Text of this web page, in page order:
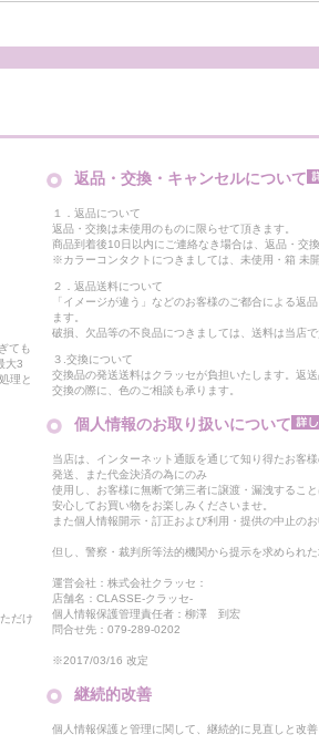
ても
大3
理と
だけ
返品・交換・キャンセルについて
１．返品について
返品・交換は未使用のものに限らせて頂きます。
商品到着後10日以内にご連絡なき場合は、返品・交
※カラーコンタクトにつきましては、未使用・箱 未
２．返品送料について
「イメージが違う」などのお客様のご都合による返
ます。
破損、欠品等の不良品につきましては、送料は当店で
３.交換について
交換品の発送送料はクラッセが負担いたします。返
交換の際に、色のご相談も承ります。
個人情報のお取り扱いについて
当店は、インターネット通販を通じて知り得たお客
発送、また代金決済の為にのみ
使用し、お客様に無断で第三者に譲渡・漏洩すること
安心してお買い物をお楽しみくださいませ。
また個人情報開示・訂正および利用・提供の中止の
但し、警察・裁判所等法的機関から提示を求められ
運営会社：株式会社クラッセ：
店舗名：CLASSE-クラッセ-
個人情報保護管理責任者：柳澤 到宏
問合せ先：079-289-0202
※2017/03/16 改定
継続的改善
個人情報保護と管理に関して、継続的に見直しと改善